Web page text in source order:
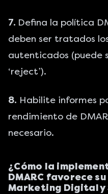
7. Defina la política
deben ser tratados
autenticados (puede
‘reject’).
8. Habilite informes
rendimiento de
necesario.
¿Cómo la
DMARC favorece
Marketing Digital y